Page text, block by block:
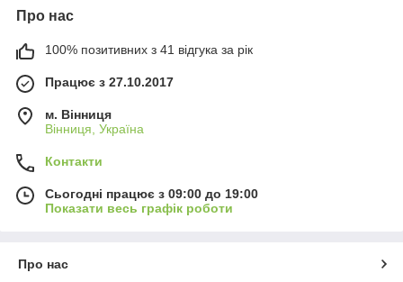
Про нас
100% позитивних з 41 відгука за рік
Працює з 27.10.2017
м. Вінниця
Вінниця, Україна
Контакти
Сьогодні працює з 09:00 до 19:00
Показати весь графік роботи
Про нас